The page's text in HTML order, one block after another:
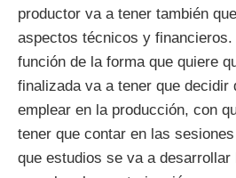
productor va a tener también
aspectos técnicos y
función de la forma que quiere
finalizada va a tener que decidir
emplear en la producción, con
tener que contar en las
que estudios se va a desarrollar